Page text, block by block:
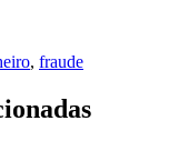
, fraude